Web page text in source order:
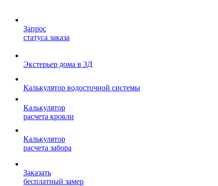
Запрос
статуса заказа
Экстерьер дома в 3Д
Калькулятор водосточной системы
Калькулятор
расчета кровли
Калькулятор
расчета забора
Заказать
бесплатный замер